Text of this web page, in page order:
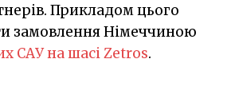
Прикладом цього
замовлення Німеччиною
САУ на шасі Zetros.